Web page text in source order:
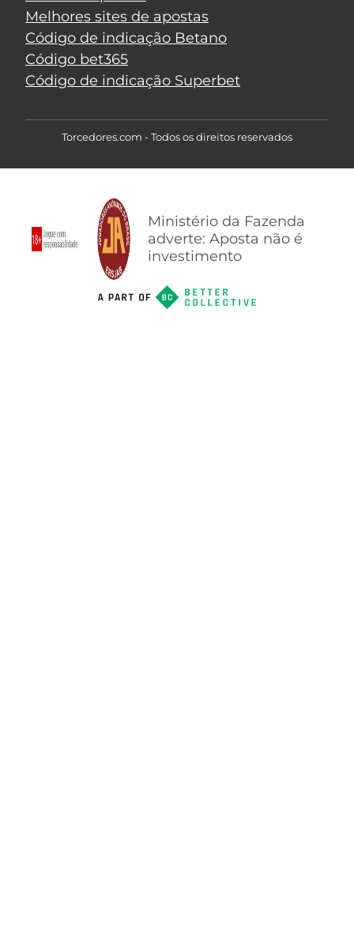
Melhores sites de apostas
Código de indicação Betano
Código bet365
Código de indicação Superbet
Torcedores.com - Todos os direitos reservados
Ministério da Fazenda
adverte: Aposta não é
investimento